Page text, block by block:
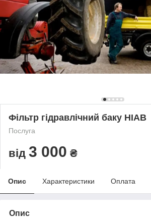
Фільтр гідравлічний баку HIAB
Послуга
від 3 000 ₴
Опис Характеристики Оплата
Опис